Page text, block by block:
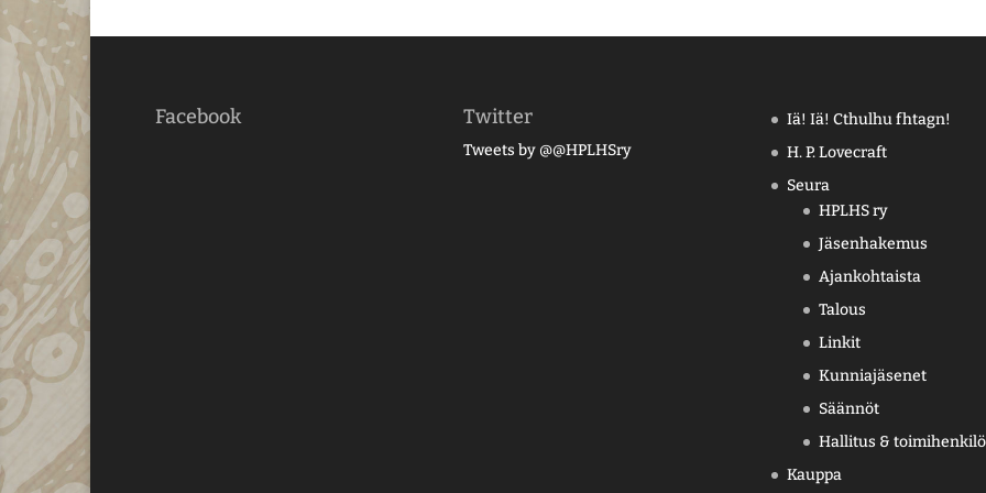
Facebook Twitter
Tweets by @@HPLHSry
Iä! Iä! Cthulhu fhtagn!
H. P. Lovecraft
Seura
HPLHS ry
Jäsenhakemus
Ajankohtaista
Talous
Linkit
Kunniajäsenet
Säännöt
Hallitus &
Kauppa